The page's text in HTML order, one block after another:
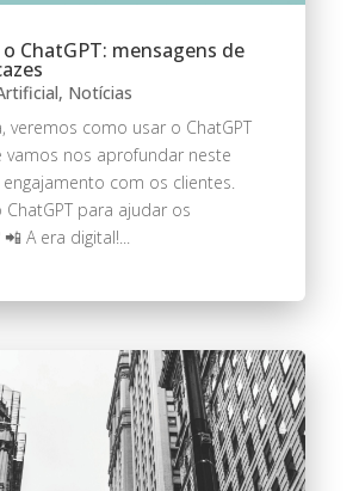
ChatGPT: mensagens de
, Notícias
veremos como usar o ChatGPT
vamos nos aprofundar neste
com os clientes.
para ajudar os
A era digital!...